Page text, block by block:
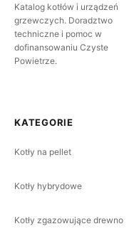
Katalog kotłów i urządzeń
grzewczych. Doradztwo
techniczne i pomoc w
dofinansowaniu Czyste
Powietrze.
KATEGORIE
Kotły na pellet
Kotły hybrydowe
Kotły zgazowujące drewno